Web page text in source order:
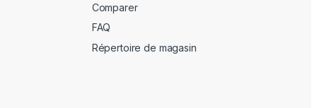
Comparer
FAQ
Répertoire de magasin